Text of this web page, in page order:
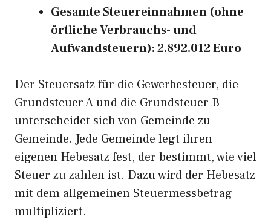
Gesamte Steuereinnahmen (ohne
örtliche Verbrauchs- und
Aufwandsteuern): 2.892.012 Euro
Der Steuersatz für die Gewerbesteuer, die
Grundsteuer A und die Grundsteuer B
unterscheidet sich von Gemeinde zu
Gemeinde. Jede Gemeinde legt ihren
eigenen Hebesatz fest, der bestimmt, wie viel
Steuer zu zahlen ist. Dazu wird der Hebesatz
mit dem allgemeinen Steuermessbetrag
multipliziert.